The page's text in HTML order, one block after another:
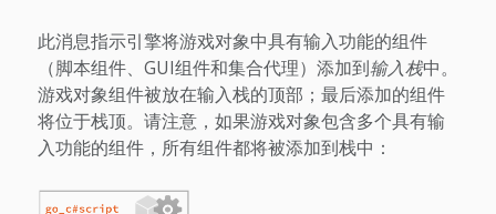
此消息指示引擎将游戏对象中具有输入功能的组件
（脚本组件、GUI组件和集合代理）添加到输入栈中。
游戏对象组件被放在输入栈的顶部；最后添加的组件
将位于栈顶。请注意，如果游戏对象包含多个具有输
入功能的组件，所有组件都将被添加到栈中：